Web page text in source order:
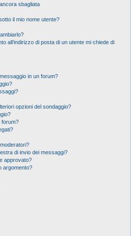
sbagliata
il mio nome utente?
all’indirizzo di posta di un utente mi chiede di
in un forum?
opzioni del sondaggio?
forum?
di invio dei messaggi?
approvato?
argomento?